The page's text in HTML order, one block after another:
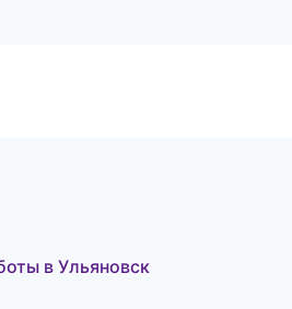
в Ульяновск